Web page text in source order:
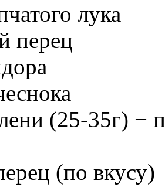
лука
перец
(25-35г) −
(по вкусу)